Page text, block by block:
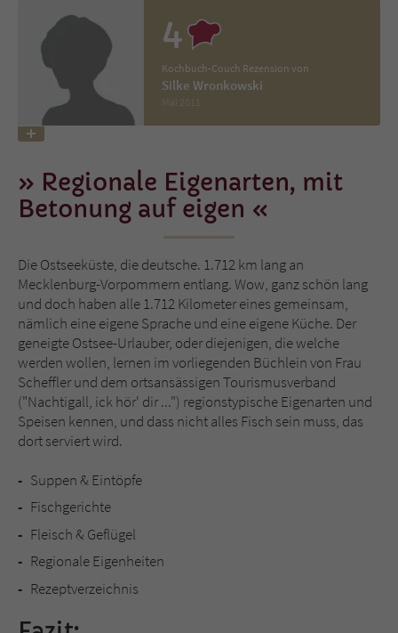
4
Kochbuch-Couch Rezension von
Silke Wronkowski
Regionale Eigenarten, mit
Betonung auf eigen
Die Ostseeküste, die deutsche. 1.712 km lang an
Mecklenburg-Vorpommern entlang. Wow, ganz schön lang
und doch haben alle 1.712 Kilometer eines gemeinsam,
nämlich eine eigene Sprache und eine eigene Küche. Der
geneigte Ostsee-Urlauber, oder diejenigen, die welche
werden wollen, lernen im vorliegenden Büchlein von Frau
Scheffler und dem ortsansässigen Tourismusverband
("Nachtigall, ick hör' dir ...") regionstypische Eigenarten und
Speisen kennen, und dass nicht alles Fisch sein muss, das
dort serviert wird.
Suppen & Eintöpfe
Fischgerichte
Fleisch & Geflügel
Regionale Eigenheiten
Rezeptverzeichnis
Name tx_pwcomments_ahash
Anbieter Literatur-Couch Medien GmbH & Co. KG
Laufzeit 1 Jahr
fe_typo_user
Anbieter Literatur-Couch Medien GmbH & Co. KG
Laufzeit Session
Zweck
Dieses Cookie gewährleistet die
Kommunikation der Webseite mit dem
Benutzer. Es wird benötigt um z. B. den
Sicherheitscode des Kontaktformulars zu
überprüfen.